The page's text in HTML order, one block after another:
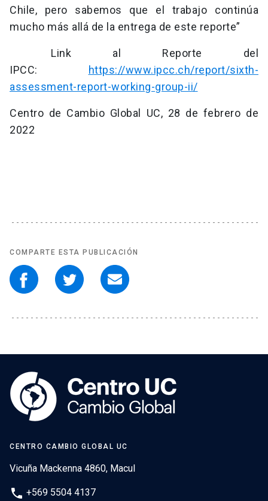
Chile, pero sabemos que el trabajo continúa
mucho más allá de la entrega de este reporte”
Link al Reporte del
IPCC: https://www.ipcc.ch/report/sixth-
assessment-report-working-group-ii/
Centro de Cambio Global UC, 28 de febrero de
2022
COMPARTE ESTA PUBLICACIÓN
CENTRO CAMBIO GLOBAL UC
Vicuña Mackenna 4860, Macul
phone +569 5504 4137